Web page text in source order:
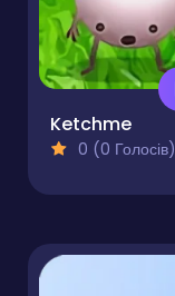
Ketchme
0 (0 Голосів)